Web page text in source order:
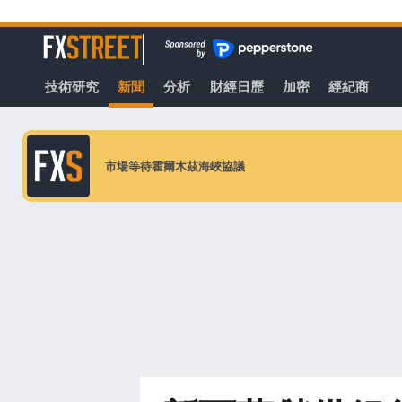
至
容
FXStreet
技術研究 新聞 分析 財經日歷 加密 經紀商
市場等待霍爾木茲海峽協議